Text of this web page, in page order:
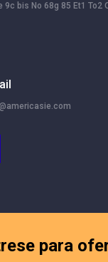
9c bis No 68g 85 Et1 To2
para